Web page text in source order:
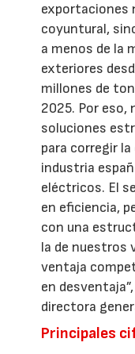
exportaciones
coyuntural,
a menos de la
exteriores
millones de
2025. Por
soluciones
para corregir
industria
eléctricos. El
en eficiencia,
con una
la de nuestros
ventaja
en
directora
Principales